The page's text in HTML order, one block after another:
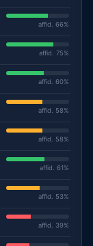
affid. 66%
affid. 75%
affid. 60%
affid. 58%
affid. 58%
affid. 61%
affid. 53%
affid. 39%